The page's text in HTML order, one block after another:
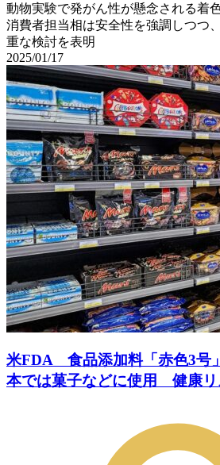
動物実験で発がん性が懸念される着
消費者担当相は安全性を強調しつつ
重な検討を表明
2025/01/17
米FDA 食品添加料「赤色3号
本では菓子などに使用 健康リ